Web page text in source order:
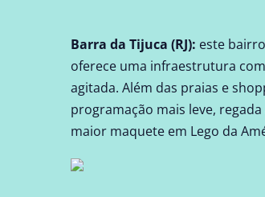
Barra da Tijuca (RJ): este
oferece uma infraestrutura
agitada. Além das praias e
programação mais leve,
maior maquete em Lego da